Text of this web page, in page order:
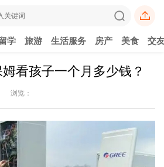
学 旅游 生活服务 房产 美食 交
看孩子一个月多少钱？
浏览：